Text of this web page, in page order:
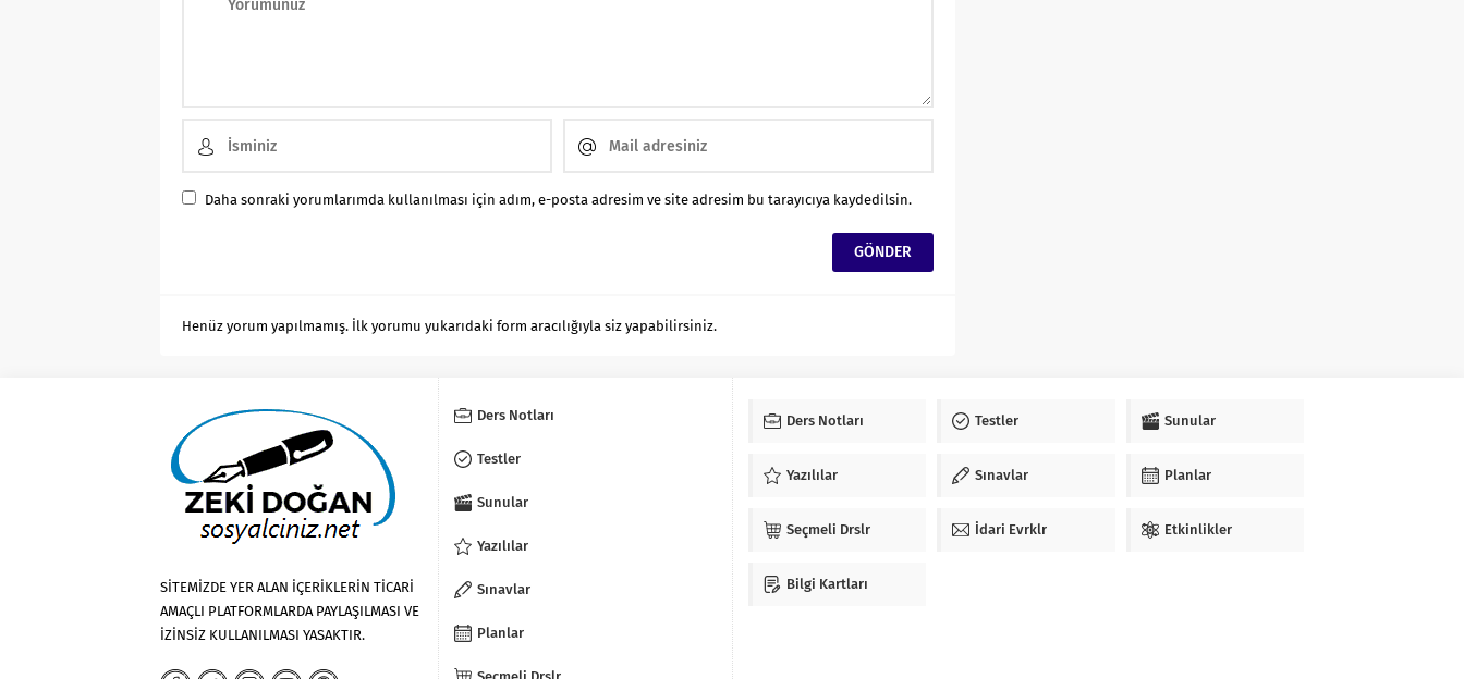
Daha sonraki yorumlarımda kullanılması için adım, e-posta adresim ve site adresim bu tarayıcıya kaydedilsin.
Henüz yorum yapılmamış. İlk yorumu yukarıdaki form aracılığıyla siz yapabilirsiniz.
SİTEMİZDE YER ALAN İÇERİKLERİN TİCARİ
AMAÇLI PLATFORMLARDA PAYLAŞILMASI VE
İZİNSİZ KULLANILMASI YASAKTIR.
Ders Notları
Testler
Sunular
Yazılılar
Sınavlar
Planlar
Ders Notları Testler Sunular
Yazılılar Sınavlar Planlar
Seçmeli Drslr İdari Evrklr Etkinlikler
Bilgi Kartları